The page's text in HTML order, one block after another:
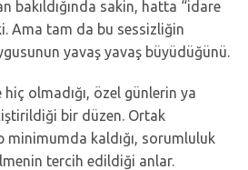
bakıldığında sakin, hatta “idare
Ama tam da bu sessizliğin
yavaş yavaş büyüdüğünü.
olmadığı, özel günlerin ya
bir düzen. Ortak
minimumda kaldığı, sorumluluk
tercih edildiği anlar.